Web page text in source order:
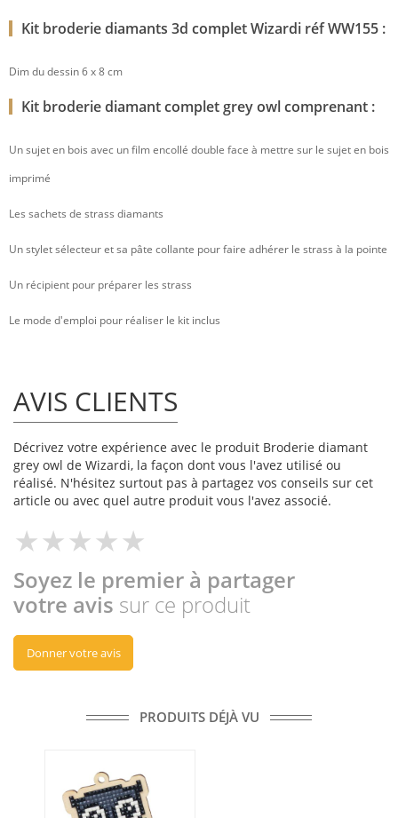
Kit broderie diamants 3d complet Wizardi réf WW155 :
Dim du dessin 6 x 8 cm
Kit broderie diamant complet grey owl comprenant :
Un sujet en bois avec un film encollé double face à mettre sur le sujet en bois
imprimé
Les sachets de strass diamants
Un stylet sélecteur et sa pâte collante pour faire adhérer le strass à la pointe
Un récipient pour préparer les strass
Le mode d'emploi pour réaliser le kit inclus
AVIS CLIENTS
Décrivez votre expérience avec le produit Broderie diamant
grey owl de Wizardi, la façon dont vous l'avez utilisé ou
réalisé. N'hésitez surtout pas à partagez vos conseils sur cet
article ou avec quel autre produit vous l'avez associé.
Soyez le premier à partager
votre avis sur ce produit
Donner votre avis
PRODUITS DÉJÀ VU